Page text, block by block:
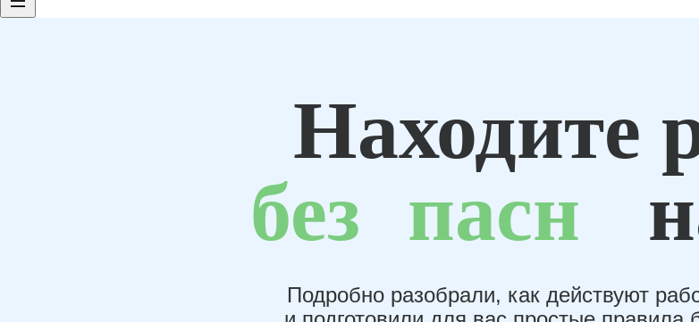
Находите
без пасн
Подробно разобрали, как действуют